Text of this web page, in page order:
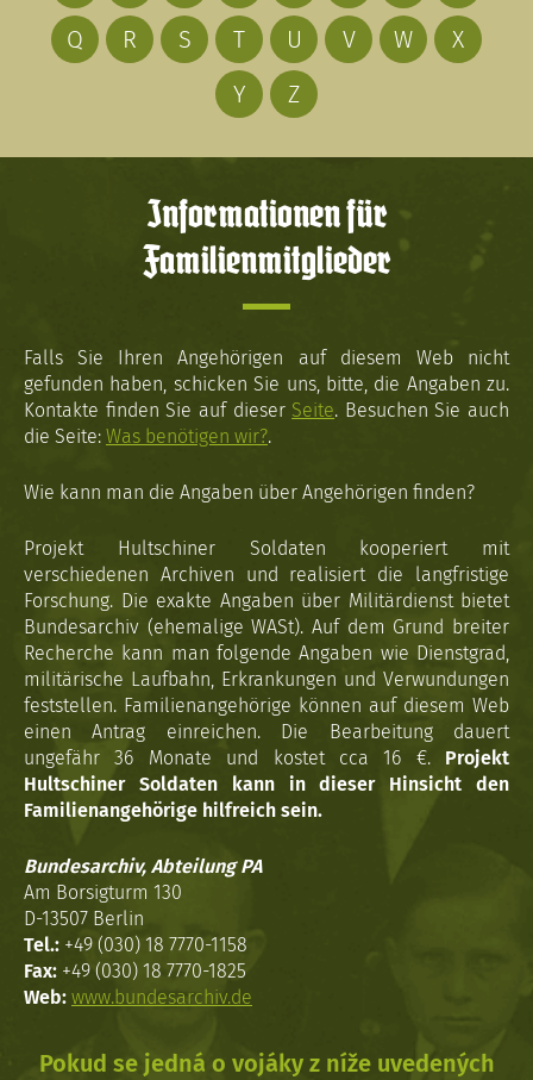
Q
R S T U V W
X
Y
Z
Informationen für
Familienmitglieder
Falls Sie Ihren Angehörigen auf diesem Web nicht
gefunden haben, schicken Sie uns, bitte, die Angaben zu.
Kontakte finden Sie auf dieser Seite. Besuchen Sie auch
die Seite: Was benötigen wir?.
Wie kann man die Angaben über Angehörigen finden?
Projekt Hultschiner Soldaten kooperiert mit
verschiedenen Archiven und realisiert die langfristige
Forschung. Die exakte Angaben über Militärdienst bietet
Bundesarchiv (ehemalige WASt). Auf dem Grund breiter
Recherche kann man folgende Angaben wie Dienstgrad,
militärische Laufbahn, Erkrankungen und Verwundungen
feststellen. Familienangehörige können auf diesem Web
einen Antrag einreichen. Die Bearbeitung dauert
ungefähr 36 Monate und kostet cca 16 €. Projekt
Hultschiner Soldaten kann in dieser Hinsicht den
Familienangehörige hilfreich sein.
Bundesarchiv, Abteilung PA
Am Borsigturm 130
D-13507 Berlin
Tel.: +49 (030) 18 7770-1158
Fax: +49 (030) 18 7770-1825
Web: www.bundesarchiv.de
Pokud se jedná o vojáky z níže uvedených